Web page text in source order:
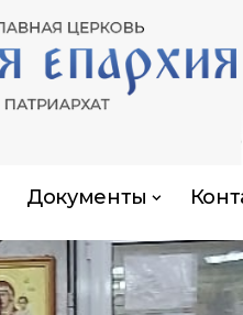
Документы